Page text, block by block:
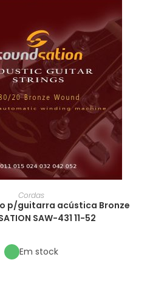
Cordas
p/guitarra acústica Bronze
SAW-431 11-52
Em stock